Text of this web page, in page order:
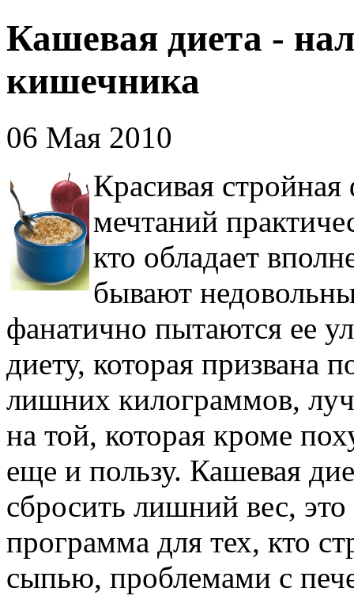
Кашевая диета -
кишечника
06 Мая 2010
Красивая
мечтаний
кто обладает
бывают
фанатично пытаются ее
диету, которая призвана
лишних килограммов,
на той, которая кроме
еще и пользу. Кашевая
сбросить лишний вес,
программа для тех, кто
сыпью, проблемами с